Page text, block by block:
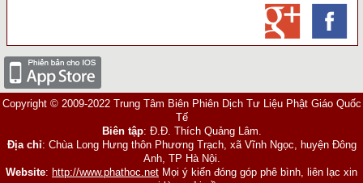
Copyright © 2009-2022 Trung Tâm Biên Phiên Dịch Tư Liệu Phật Giáo Quốc
Tế
Biên tập: Đ.Đ. Thích Quảng Lâm.
Địa chỉ: Chùa Long Hưng thôn Phương Trạch, xã Vĩnh Ngọc, huyện Đông
Anh, TP Hà Nội.
Website: http://www.phathoc.net Mọi ý kiến đóng góp phê bình, liên lạc xin